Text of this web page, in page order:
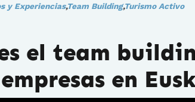
y Experiencias,Team Building,Turismo Activo
el team
en